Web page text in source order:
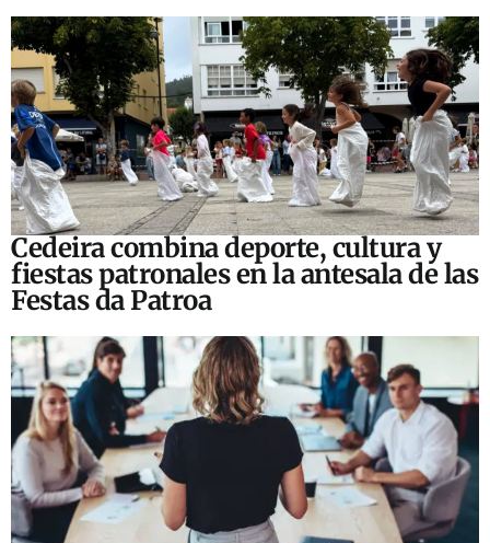
Cedeira combina deporte, cultura y
fiestas patronales en la antesala de las
Festas da Patroa